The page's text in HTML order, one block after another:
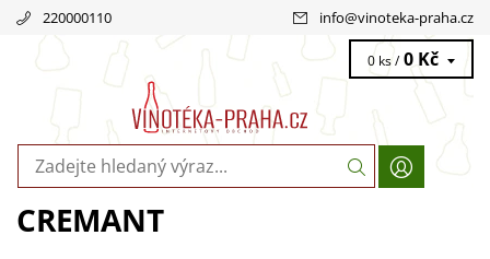
220000110 info@vinoteka-praha.cz
0 ks / 0 Kč
CREMANT